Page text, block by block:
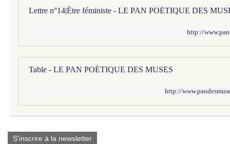
Lettre n°14|Être féministe - LE PAN POÉTIQUE DES
http://
Table - LE PAN POÉTIQUE DES MUSES
http://
S'inscrire à la newsletter